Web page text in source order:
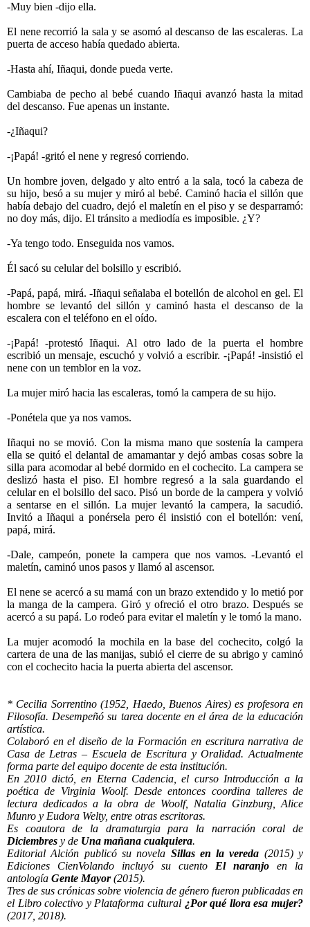
-Muy bien -dijo ella.
El nene recorrió la sala y se asomó al descanso de las escaleras. La
puerta de acceso había quedado abierta.
-Hasta ahí, Iñaqui, donde pueda verte.
Cambiaba de pecho al bebé cuando Iñaqui avanzó hasta la mitad
del descanso. Fue apenas un instante.
-¿Iñaqui?
-¡Papá! -gritó el nene y regresó corriendo.
Un hombre joven, delgado y alto entró a la sala, tocó la cabeza de
su hijo, besó a su mujer y miró al bebé. Caminó hacia el sillón que
había debajo del cuadro, dejó el maletín en el piso y se desparramó:
no doy más, dijo. El tránsito a mediodía es imposible. ¿Y?
-Ya tengo todo. Enseguida nos vamos.
Él sacó su celular del bolsillo y escribió.
-Papá, papá, mirá. -Iñaqui señalaba el botellón de alcohol en gel. El
hombre se levantó del sillón y caminó hasta el descanso de la
escalera con el teléfono en el oído.
-¡Papá! -protestó Iñaqui. Al otro lado de la puerta el hombre
escribió un mensaje, escuchó y volvió a escribir. -¡Papá! -insistió el
nene con un temblor en la voz.
La mujer miró hacia las escaleras, tomó la campera de su hijo.
-Ponétela que ya nos vamos.
Iñaqui no se movió. Con la misma mano que sostenía la campera
ella se quitó el delantal de amamantar y dejó ambas cosas sobre la
silla para acomodar al bebé dormido en el cochecito. La campera se
deslizó hasta el piso. El hombre regresó a la sala guardando el
celular en el bolsillo del saco. Pisó un borde de la campera y volvió
a sentarse en el sillón. La mujer levantó la campera, la sacudió.
Invitó a Iñaqui a ponérsela pero él insistió con el botellón: vení,
papá, mirá.
-Dale, campeón, ponete la campera que nos vamos. -Levantó el
maletín, caminó unos pasos y llamó al ascensor.
El nene se acercó a su mamá con un brazo extendido y lo metió por
la manga de la campera. Giró y ofreció el otro brazo. Después se
acercó a su papá. Lo rodeó para evitar el maletín y le tomó la mano.
La mujer acomodó la mochila en la base del cochecito, colgó la
cartera de una de las manijas, subió el cierre de su abrigo y caminó
con el cochecito hacia la puerta abierta del ascensor.
* Cecilia Sorrentino (1952, Haedo, Buenos Aires) es profesora en
Filosofía. Desempeñó su tarea docente en el área de la educación
artística.
Colaboró en el diseño de la Formación en escritura narrativa de
Casa de Letras – Escuela de Escritura y Oralidad. Actualmente
forma parte del equipo docente de esta institución.
En 2010 dictó, en Eterna Cadencia, el curso Introducción a la
poética de Virginia Woolf. Desde entonces coordina talleres de
lectura dedicados a la obra de Woolf, Natalia Ginzburg, Alice
Munro y Eudora Welty, entre otras escritoras.
Es coautora de la dramaturgia para la narración coral de
Diciembres y de Una mañana cualquiera.
Editorial Alción publicó su novela Sillas en la vereda (2015) y
Ediciones CienVolando incluyó su cuento El naranjo en la
antología Gente Mayor(2015).
Tres de sus crónicas sobre violencia de género fueron publicadas en
el Libro colectivo y Plataforma cultural ¿Por qué llora esa mujer?
(2017, 2018).